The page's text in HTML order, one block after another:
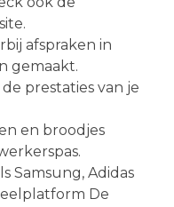
afspraken in
gemaakt.
prestaties van je
en broodjes
Samsung, Adidas
De